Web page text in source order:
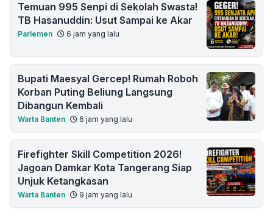
Temuan 995 Senpi di Sekolah Swasta!
TB Hasanuddin: Usut Sampai ke Akar
Parlemen 6 jam yang lalu
Bupati Maesyal Gercep! Rumah Roboh
Korban Puting Beliung Langsung
Dibangun Kembali
Warta Banten 6 jam yang lalu
Firefighter Skill Competition 2026!
Jagoan Damkar Kota Tangerang Siap
Unjuk Ketangkasan
Warta Banten 9 jam yang lalu